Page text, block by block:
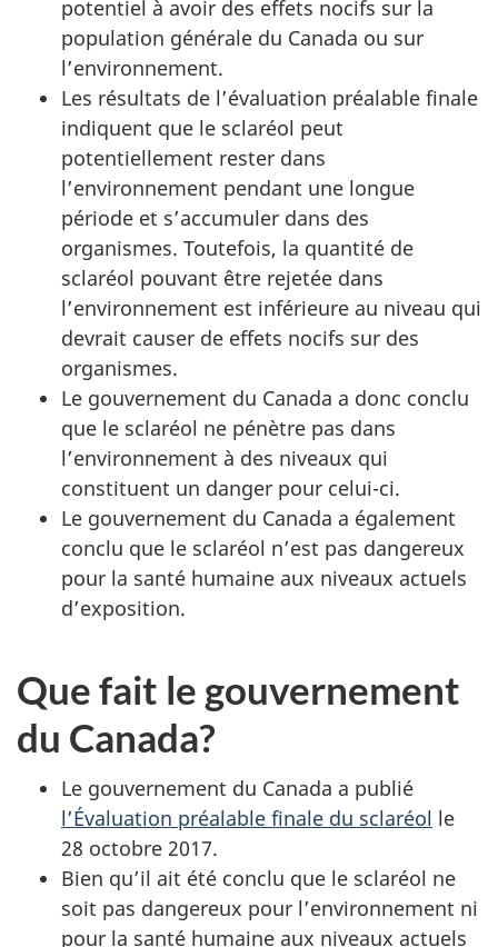
potentiel à avoir des effets nocifs sur la
population générale du Canada ou sur
l’environnement.
Les résultats de l’évaluation préalable finale
indiquent que le sclaréol peut
potentiellement rester dans
l’environnement pendant une longue
période et s’accumuler dans des
organismes. Toutefois, la quantité de
sclaréol pouvant être rejetée dans
l’environnement est inférieure au niveau qui
devrait causer de effets nocifs sur des
organismes.
Le gouvernement du Canada a donc conclu
que le sclaréol ne pénètre pas dans
l’environnement à des niveaux qui
constituent un danger pour celui-ci.
Le gouvernement du Canada a également
conclu que le sclaréol n’est pas dangereux
pour la santé humaine aux niveaux actuels
d’exposition.
Que fait le gouvernement
du Canada?
Le gouvernement du Canada a publié
l’Évaluation préalable finale du sclaréol le
28 octobre 2017.
Bien qu’il ait été conclu que le sclaréol ne
soit pas dangereux pour l’environnement ni
pour la santé humaine aux niveaux actuels